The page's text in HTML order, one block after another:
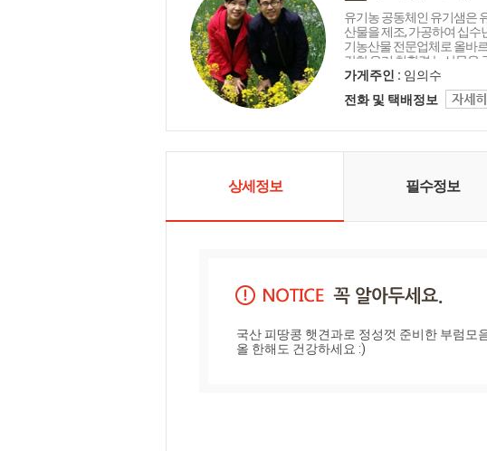
유기농 공동체인 유기샘은
산물을 제조, 가공하여 십수
기농산물 전문업체로 올바
강한 우리 친환경 농산물을
는 생명 중심의 농업공동체입
유기샘이 드리는 세 가지 약
곧은 친환경 명인이 지은 농
주는 제품을 만들겠습니다.
가게주인 : 임의수
전화 및 택배정보
상세정보 필수정보
국산 피땅콩 햇견과로 정성껏 준비한 부럼모
올 한해도 건강하세요 :)